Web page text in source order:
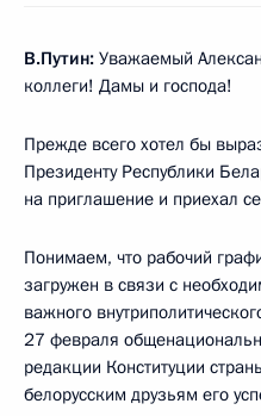
В.Путин: Уважаемый
коллеги! Дамы и господа!
Прежде всего хотел бы
Президенту Республики
на приглашение и приехал
Понимаем, что рабочий
загружен в связи с
важного
27 февраля
редакции Конституции
белорусским друзьям его